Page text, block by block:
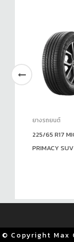
ยางรถยนต์
225/65 R17
PRIMACY
© Copyright Max